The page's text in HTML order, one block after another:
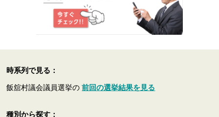
時系列で見る：
飯舘村議会議員選挙の前回の選挙結果を見る
種別から探す：